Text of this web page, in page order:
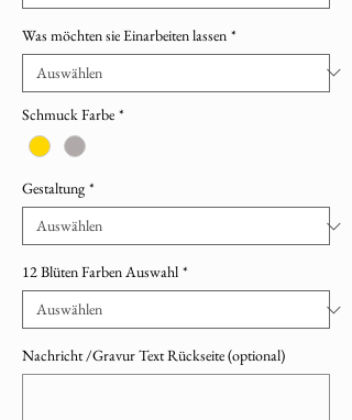
Was möchten sie Einarbeiten lassen *
Schmuck Farbe *
Gestaltung *
12 Blüten Farben Auswahl *
Nachricht /Gravur Text Rückseite (optional)